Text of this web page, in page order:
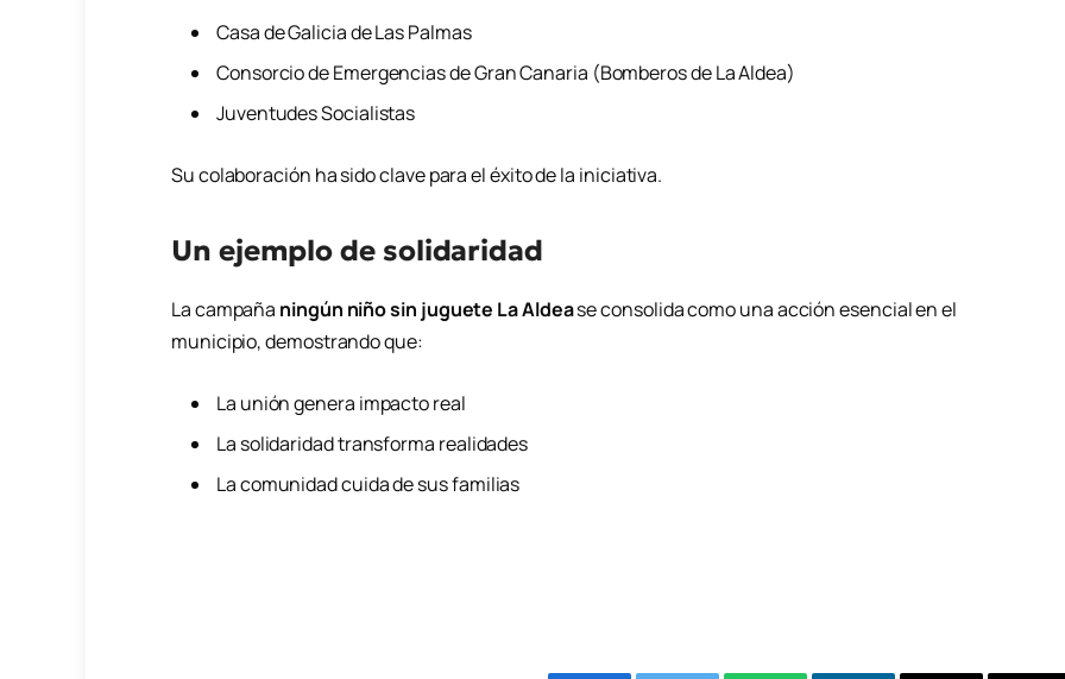
Casa de Galicia de Las Palmas
Consorcio de Emergencias de Gran Canaria (Bomberos de La Aldea)
Juventudes Socialistas
Su colaboración ha sido clave para el éxito de la iniciativa.
Un ejemplo de solidaridad
La campaña ningún niño sin juguete La Aldease consolida como una acción esencial en el
municipio, demostrando que:
La unión genera impacto real
La solidaridad transforma realidades
La comunidad cuida de sus familias